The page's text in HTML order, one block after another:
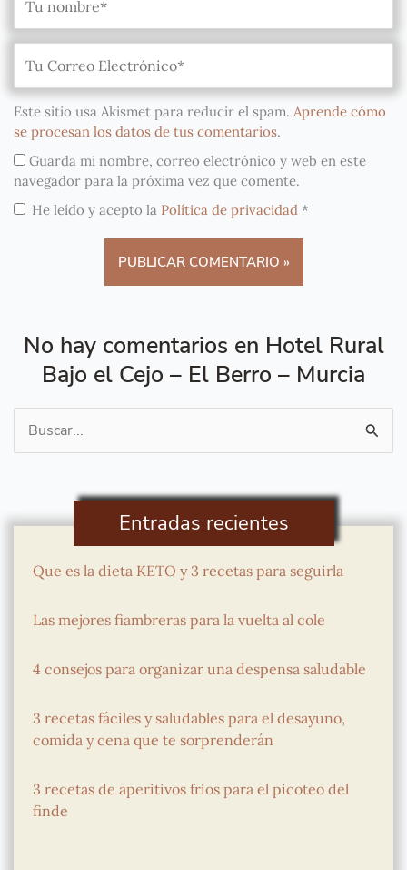
Este sitio usa Akismet para reducir el spam. Aprende cómo
se procesan los datos de tus comentarios.
Guarda mi nombre, correo electrónico y web en este
navegador para la próxima vez que comente.
He leído y acepto la Política de privacidad *
No hay comentarios en Hotel Rural
Bajo el Cejo – El Berro – Murcia
Buscar
por:
Entradas recientes
Que es la dieta KETO y 3 recetas para seguirla
Las mejores fiambreras para la vuelta al cole
4 consejos para organizar una despensa saludable
3 recetas fáciles y saludables para el desayuno,
comida y cena que te sorprenderán
3 recetas de aperitivos fríos para el picoteo del
finde